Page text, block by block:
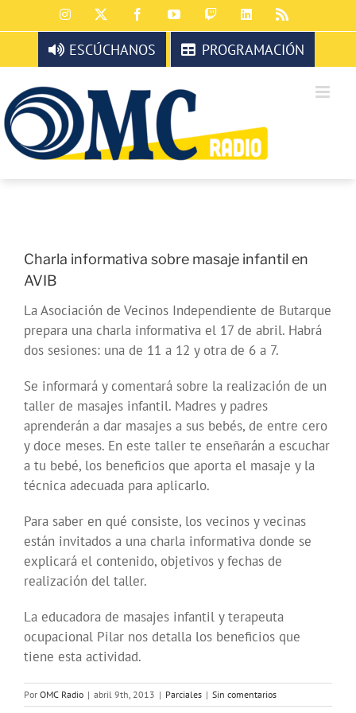
al
contenido
Instagram FacebookYouTubeTwitchLinkedIn
ESCÚCHANOS PROGRAMACIÓN
Charla informativa sobre masaje infantil en
AVIB
La Asociación de Vecinos Independiente de Butarque
prepara una charla informativa el 17 de abril. Habrá
dos sesiones: una de 11 a 12 y otra de 6 a 7.
Se informará y comentará sobre la realización de un
taller de masajes infantil. Madres y padres
aprenderán a dar masajes a sus bebés, de entre cero
y doce meses. En este taller te enseñarán a escuchar
a tu bebé, los beneficios que aporta el masaje y la
técnica adecuada para aplicarlo.
Para saber en qué consiste, los vecinos y vecinas
están invitados a una charla informativa donde se
explicará el contenido, objetivos y fechas de
realización del taller.
La educadora de masajes infantil y terapeuta
ocupacional Pilar nos detalla los beneficios que
tiene esta actividad.
Por OMC Radio | abril 9th, 2013 | Parciales | Sin comentarios